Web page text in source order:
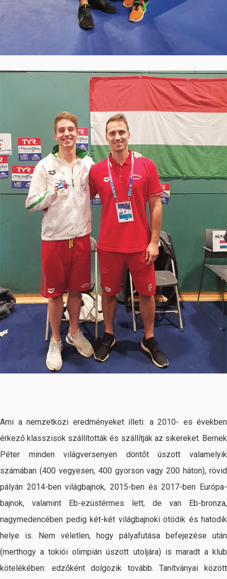
Ami a nemzetközi eredményeket illeti: a 2010- es években
érkező klasszisok szállították és szállítják az sikereket. Bernek
Péter minden világversenyen döntőt úszott valamelyik
számában (400 vegyesen, 400 gyorson vagy 200 háton), rövid
pályán 2014-ben világbajnok, 2015-ben és 2017-ben Európa-
bajnok, valamint Eb-ezüstérmes lett, de van Eb-bronza,
nagymedencében pedig két-két világbajnoki ötödik és hatodik
helye is. Nem véletlen, hogy pályafutása befejezése után
(merthogy a tokiói olimpián úszott utoljára) is maradt a klub
kötelékében: edzőként dolgozik tovább. Tanítványai között